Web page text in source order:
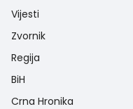
Vijesti
Zvornik
Regija
BiH
Crna Hronika